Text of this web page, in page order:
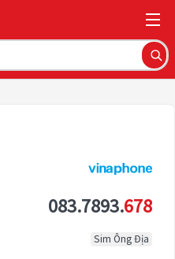
083.7893.678
Sim Ông Địa